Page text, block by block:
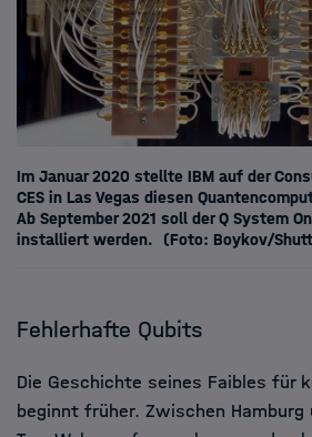
Im Januar 2020 stellte IBM auf der
CES in Las Vegas diesen
Ab September 2021 soll der Q System
installiert werden.
(Foto: Boykov/
Fehlerhafte Qubits
Die Geschichte seines Faibles für
beginnt früher. Zwischen Hamburg